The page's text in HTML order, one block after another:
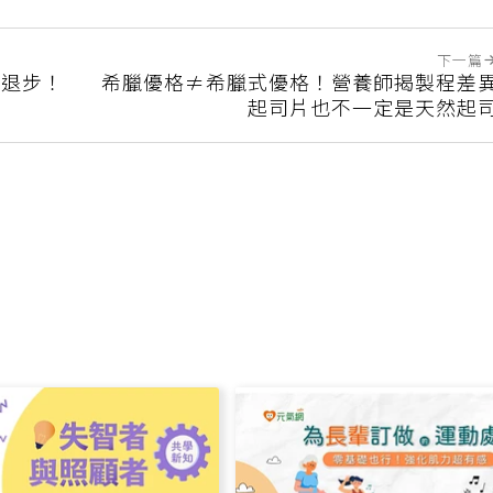
步！
下一篇
希臘優格≠希臘式優格！營養師揭製程差
起司片也不一定是天然起